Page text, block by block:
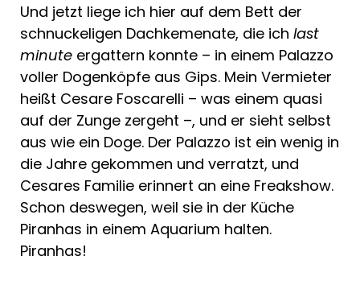
Und jetzt liege ich hier auf dem Bett der
schnuckeligen Dachkemenate, die ich last
minute ergattern konnte – in einem Palazzo
voller Dogenköpfe aus Gips. Mein Vermieter
heißt Cesare Foscarelli – was einem quasi
auf der Zunge zergeht –, und er sieht selbst
aus wie ein Doge. Der Palazzo ist ein wenig in
die Jahre gekommen und verratzt, und
Cesares Familie erinnert an eine Freakshow.
Schon deswegen, weil sie in der Küche
Piranhas in einem Aquarium halten.
Piranhas!